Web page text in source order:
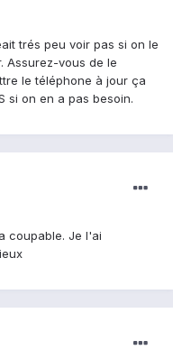
trés peu voir pas si on le
Assurez-vous de le
le téléphone à jour ça
si on en a pas besoin.
coupable. Je l'ai